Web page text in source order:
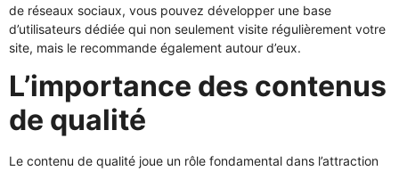
de réseaux sociaux, vous pouvez développer une base
d’utilisateurs dédiée qui non seulement visite régulièrement votre
site, mais le recommande également autour d’eux.
L’importance des contenus
de qualité
Le contenu de qualité joue un rôle fondamental dans l’attraction